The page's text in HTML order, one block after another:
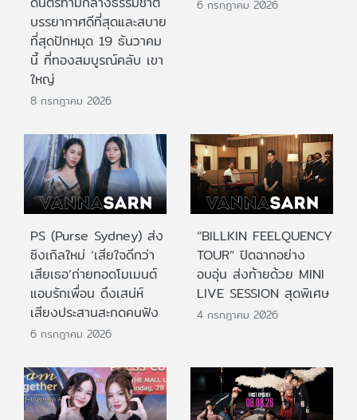
บรรยากาศดีที่สุดและสบาย
ที่สุดปักหมุด 19 ธันวาคม
นี้ ที่ทองสมบูรณ์คลับ เขา
ใหญ่
8 กรกฎาคม 2026
6 กรกฎาคม 2026
PS (Purse Sydney) ส่ง
ซิงเกิลใหม่ ‘เสียใจดีกว่า
เสียเธอ’ถ่ายทอดโมเมนต์
แอบรักเพื่อน ดึงเสน่ห์
เสียงประสานสะกดคนฟัง
6 กรกฎาคม 2026
“BILLKIN FEELQUENCY
TOUR” ปิดฉากอย่าง
อบอุ่น ส่งท้ายด้วย MINI
LIVE SESSION สุดพิเศษ
4 กรกฎาคม 2026